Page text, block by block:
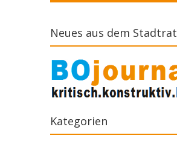
Neues aus dem Stadtrat
Kategorien